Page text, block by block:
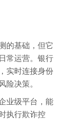
的基础，但它
常运营。银行
实时连接身份
险决策。
业级平台，能
执行欺诈控